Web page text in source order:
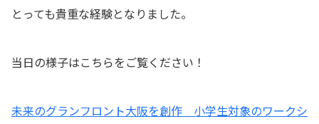
とっても貴重な経験となりました。
当日の様子はこちらをご覧ください！
未来のグランフロント大阪を創作 小学生対象のワークシ